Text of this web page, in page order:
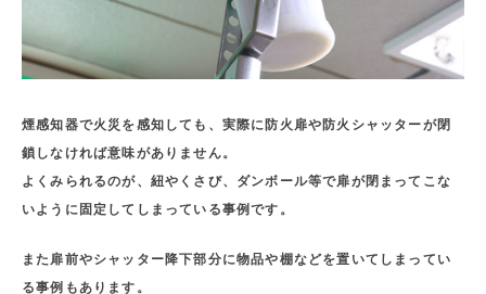
煙感知器で火災を感知しても、実際に防火扉や防火シャッターが閉
鎖しなければ意味がありません。
よくみられるのが、紐やくさび、ダンボール等で扉が閉まってこな
いように固定してしまっている事例です。
また扉前やシャッター降下部分に物品や棚などを置いてしまってい
る事例もあります。